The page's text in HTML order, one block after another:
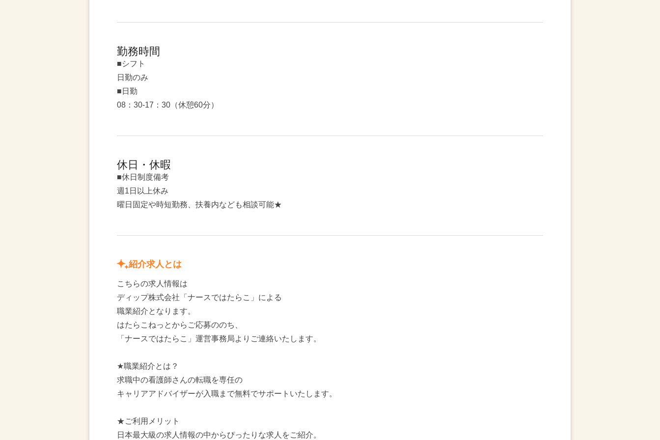
勤務時間
■シフト
日勤のみ
■日勤
08：30-17：30（休憩60分）
休日・休暇
■休日制度備考
週1日以上休み
曜日固定や時短勤務、扶養内なども相談可能★
紹介求人とは
こちらの求人情報は
ディップ株式会社「ナースではたらこ」による
職業紹介となります。
はたらこねっとからご応募ののち、
「ナースではたらこ」運営事務局よりご連絡いたします。
★職業紹介とは？
求職中の看護師さんの転職を専任の
キャリアアドバイザーが入職まで無料でサポートいたします。
★ご利用メリット
日本最大級の求人情報の中からぴったりな求人をご紹介。